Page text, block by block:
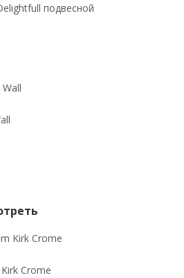
подвесной
Crome